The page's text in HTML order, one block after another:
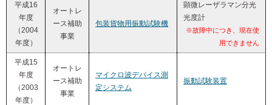
平成16
年度
（2004
年度）
オートレ
ース補助
事業
包装貨物用振動試験機
顕微レーザラマン分光
光度計
※故障中につき、現在使
用できません
平成15
年度
（2003
年度）
オートレ
ース補助
事業
マイクロ波デバイス測
定システム
振動試験装置